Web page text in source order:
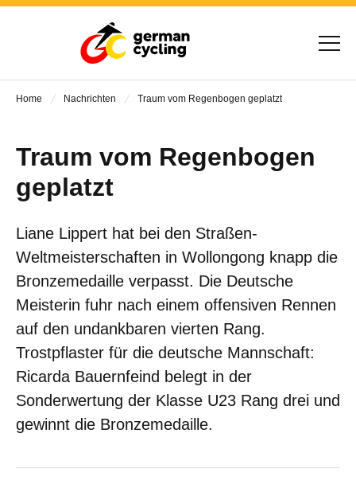
Home Nachrichten Traum vom Regenbogen geplatzt
Traum vom Regenbogen
geplatzt
Liane Lippert hat bei den Straßen-
Weltmeisterschaften in Wollongong knapp die
Bronzemedaille verpasst. Die Deutsche
Meisterin fuhr nach einem offensiven Rennen
auf den undankbaren vierten Rang.
Trostpflaster für die deutsche Mannschaft:
Ricarda Bauernfeind belegt in der
Sonderwertung der Klasse U23 Rang drei und
gewinnt die Bronzemedaille.